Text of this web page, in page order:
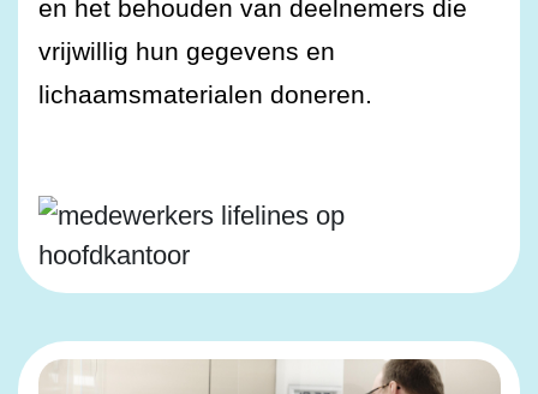
en het behouden van deelnemers die
vrijwillig hun gegevens en
lichaamsmaterialen doneren.